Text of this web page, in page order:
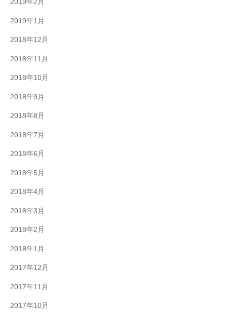
2019年2月
2019年1月
2018年12月
2018年11月
2018年10月
2018年9月
2018年8月
2018年7月
2018年6月
2018年5月
2018年4月
2018年3月
2018年2月
2018年1月
2017年12月
2017年11月
2017年10月